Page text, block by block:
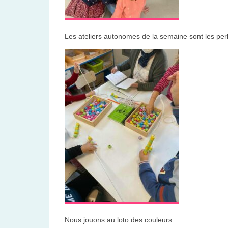
Les ateliers autonomes de la semaine sont les
Nous jouons au loto des couleurs :